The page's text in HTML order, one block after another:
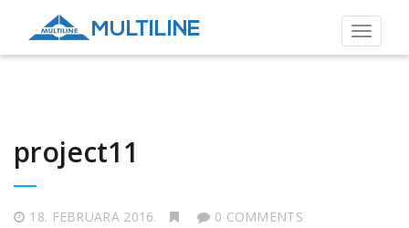
Toggle
project11
18. FEBRUARA 2016.
0 COMMENTS